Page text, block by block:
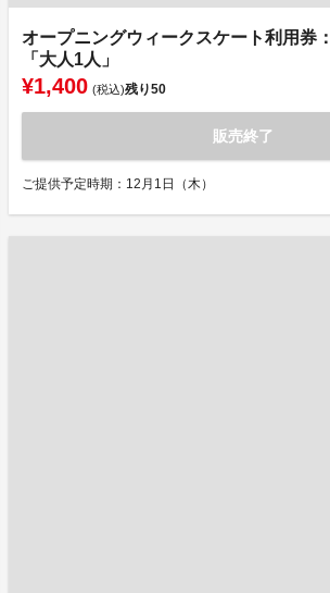
オープニングウィークスケート利用券
「大人1人」
¥1,400 (税込)残り50
販売終了
ご提供予定時期：12月1日（木）